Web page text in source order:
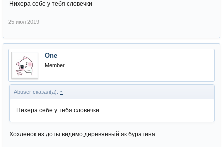
Нихера себе у тебя словечки
25 июл 2019
One
Member
Abuser сказал(а): ↑
Нихера себе у тебя словечки
Хохленок из доты видимо,деревянный як буратина